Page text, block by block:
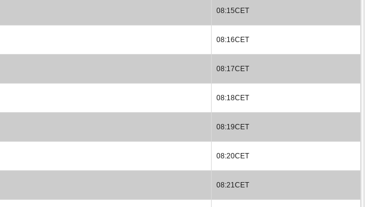
08:15CET
08:16CET
08:17CET
08:18CET
08:19CET
08:20CET
08:21CET